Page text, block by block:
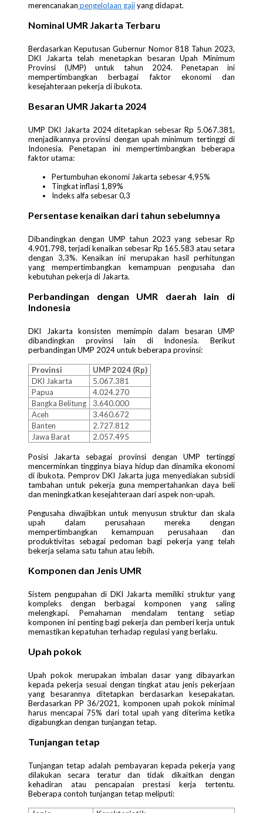
merencanakan pengelolaan gajiyang didapat.
Nominal UMR Jakarta Terbaru
Berdasarkan Keputusan Gubernur Nomor 818 Tahun 2023,
DKI Jakarta telah menetapkan besaran Upah Minimum
Provinsi (UMP) untuk tahun 2024. Penetapan ini
mempertimbangkan berbagai faktor ekonomi dan
kesejahteraan pekerja di ibukota.
Besaran UMR Jakarta 2024
UMP DKI Jakarta 2024 ditetapkan sebesar Rp 5.067.381,
menjadikannya provinsi dengan upah minimum tertinggi di
Indonesia. Penetapan ini mempertimbangkan beberapa
faktor utama:
Pertumbuhan ekonomi Jakarta sebesar 4,95%
Tingkat inflasi 1,89%
Indeks alfa sebesar 0,3
Persentase kenaikan dari tahun sebelumnya
Dibandingkan dengan UMP tahun 2023 yang sebesar Rp
4.901.798, terjadi kenaikan sebesar Rp 165.583 atau setara
dengan 3,3%. Kenaikan ini merupakan hasil perhitungan
yang mempertimbangkan kemampuan pengusaha dan
kebutuhan pekerja di Jakarta.
Perbandingan dengan UMR daerah lain di
Indonesia
DKI Jakarta konsisten memimpin dalam besaran UMP
dibandingkan provinsi lain di Indonesia. Berikut
perbandingan UMP 2024 untuk beberapa provinsi:
Provinsi
UMP 2024 (Rp)
DKI Jakarta
5.067.381
Papua
4.024.270
Bangka Belitung
3.640.000
Aceh
3.460.672
Banten
2.727.812
Jawa Barat
2.057.495
Posisi Jakarta sebagai provinsi dengan UMP tertinggi
mencerminkan tingginya biaya hidup dan dinamika ekonomi
di ibukota. Pemprov DKI Jakarta juga menyediakan subsidi
tambahan untuk pekerja guna mempertahankan daya beli
dan meningkatkan kesejahteraan dari aspek non-upah.
Pengusaha diwajibkan untuk menyusun struktur dan skala
upah dalam perusahaan mereka dengan
mempertimbangkan kemampuan perusahaan dan
produktivitas sebagai pedoman bagi pekerja yang telah
bekerja selama satu tahun atau lebih.
Komponen dan Jenis UMR
Sistem pengupahan di DKI Jakarta memiliki struktur yang
kompleks dengan berbagai komponen yang saling
melengkapi. Pemahaman mendalam tentang setiap
komponen ini penting bagi pekerja dan pemberi kerja untuk
memastikan kepatuhan terhadap regulasi yang berlaku.
Upah pokok
Upah pokok merupakan imbalan dasar yang dibayarkan
kepada pekerja sesuai dengan tingkat atau jenis pekerjaan
yang besarannya ditetapkan berdasarkan kesepakatan.
Berdasarkan PP 36/2021, komponen upah pokok minimal
harus mencapai 75% dari total upah yang diterima ketika
digabungkan dengan tunjangan tetap.
Tunjangan tetap
Tunjangan tetap adalah pembayaran kepada pekerja yang
dilakukan secara teratur dan tidak dikaitkan dengan
kehadiran atau pencapaian prestasi kerja tertentu.
Beberapa contoh tunjangan tetap meliputi: